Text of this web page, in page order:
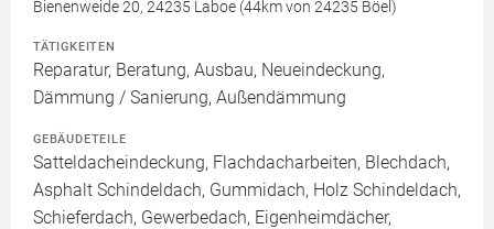
Bienenweide 20, 24235 Laboe (44km von 24235 Böel)
TÄTIGKEITEN
Reparatur, Beratung, Ausbau, Neueindeckung,
Dämmung / Sanierung, Außendämmung
GEBÄUDETEILE
Satteldacheindeckung, Flachdacharbeiten, Blechdach,
Asphalt Schindeldach, Gummidach, Holz Schindeldach,
Schieferdach, Gewerbedach, Eigenheimdächer,